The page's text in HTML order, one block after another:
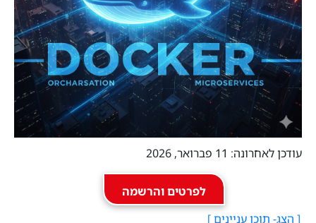
עודכן לאחרונה: 11 פברואר, 2026
לפרטים והרשמה